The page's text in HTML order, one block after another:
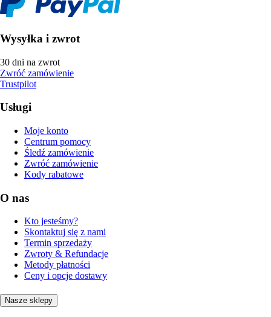
Wysyłka i zwrot
30 dni na zwrot
Zwróć zamówienie
Trustpilot
Usługi
Moje konto
Centrum pomocy
Śledź zamówienie
Zwróć zamówienie
Kody rabatowe
O nas
Kto jesteśmy?
Skontaktuj się z nami
Termin sprzedaży
Zwroty & Refundacje
Metody płatności
Ceny i opcje dostawy
Nasze sklepy